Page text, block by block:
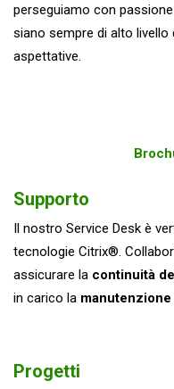
perseguiamo con
siano sempre di alto livello
aspettative.
Supporto
Il nostro Service Desk è
tecnologie Citrix®.
assicurare la continuità
in carico la manutenzione
Progetti